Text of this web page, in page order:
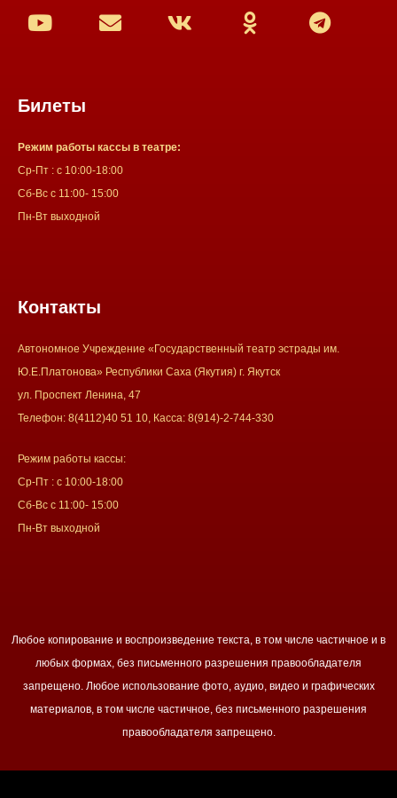
Билеты
Режим работы кассы в театре:
Ср-Пт : с 10:00-18:00
Сб-Вс с 11:00- 15:00
Пн-Вт выходной
Контакты
Автономное Учреждение «Государственный театр эстрады им.
Ю.Е.Платонова» Республики Саха (Якутия) г. Якутск
ул. Проспект Ленина, 47
Телефон: 8(4112)40 51 10, Касса: 8(914)-2-744-330
Режим работы кассы:
Ср-Пт : с 10:00-18:00
Сб-Вс с 11:00- 15:00
Пн-Вт выходной
Любое копирование и воспроизведение текста, в том числе частичное и в
любых формах, без письменного разрешения правообладателя
запрещено. Любое использование фото, аудио, видео и графических
материалов, в том числе частичное, без письменного разрешения
правообладателя запрещено.